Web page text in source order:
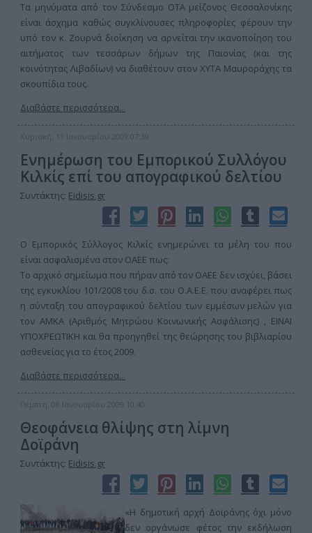
Τα μηνύματα από τον Σύνδεσμο ΟΤΑ μείζονος Θεσσαλονίκης
είναι άσχημα καθώς συγκλίνουσες πληροφορίες φέρουν την
υπό τον κ. Ζουρνά διοίκηση να αρνείται την ικανοποίηση του
αιτήματος των τεσσάρων δήμων της Παιονίας (και της
κοινότητας Λιβαδίων) να διαθέτουν στον ΧΥΤΑ Μαυροράχης τα
σκουπίδια τους.
Διαβάστε περισσότερα...
Κυριακή, 11 Ιανουαρίου 2009 07:39
Ενημέρωση του Εμπορικού Συλλόγου
Κιλκίς επί του απογραφικού δελτίου
Συντάκτης: Eidisis.gr
Ο Εμπορικός Σύλλογος Κιλκίς ενημερώνει τα μέλη του που
είναι ασφαλισμένα στον ΟΑΕΕ πως:
Το αρχικό σημείωμα που πήραν από τον ΟΑΕΕ δεν ισχύει, βάσει
της εγκυκλίου 101/2008 του δ.σ. του Ο.Α.Ε.Ε. που αναφέρει πως
η σύνταξη του απογραφικού δελτίου των εμμέσων μελών για
τον ΑΜΚΑ (Αριθμός Μητρώου Κοινωνικής Ασφάλισης) , ΕΙΝΑΙ
ΥΠΟΧΡΕΩΤΙΚΗ και θα προηγηθεί της θεώρησης του βιβλιαρίου
ασθενείας για το έτος 2009.
Διαβάστε περισσότερα...
Πέμπτη, 08 Ιανουαρίου 2009 10:40
Θεοφάνεια θλίψης στη λίμνη
Δοϊράνη
Συντάκτης: Eidisis.gr
«Η δημοτική αρχή Δοϊράνης όχι μόνο
δεν οργάνωσε φέτος την εκδήλωση